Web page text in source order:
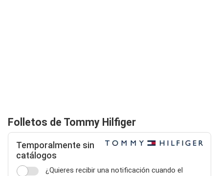
Folletos de Tommy Hilfiger
Temporalmente sin
catálogos
¿Quieres recibir una notificación cuando el